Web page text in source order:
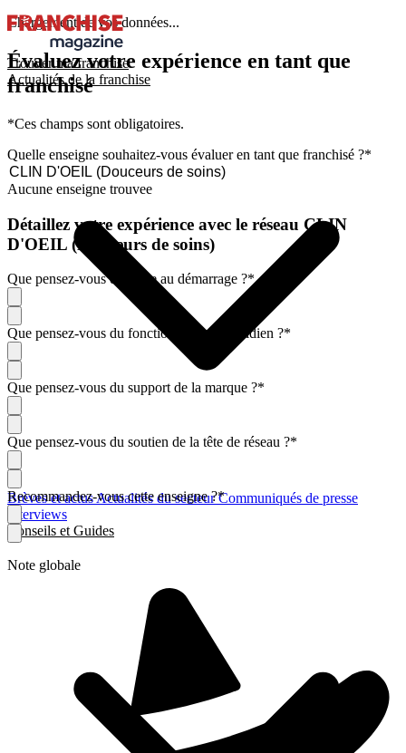
Trouver ma franchise
Actualités de la franchise
Brèves et actusActualités du secteurCommuniqués de presse
Interviews
Conseils et Guides
Chargement de vos données...
Évaluez votre expérience en tant que
franchisé
*Ces champs sont obligatoires.
Quelle enseigne souhaitez-vous évaluer en tant que franchisé ?*
Aucune enseigne trouvee
Détaillez votre expérience avec le réseau CLIN
D'OEIL (Douceurs de soins)
Que pensez-vous de l'aide au démarrage ?*
Que pensez-vous du fonctionnement quotidien ?*
Que pensez-vous du support de la marque ?*
Que pensez-vous du soutien de la tête de réseau ?*
Recommandez-vous cette enseigne ?*
Note globale